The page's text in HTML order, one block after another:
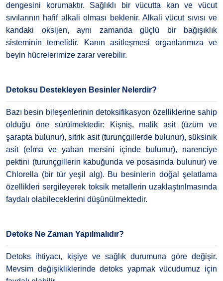
dengesini korumaktır. Sağlıklı bir vücutta kan ve vücut
sıvılarının hafif alkali olması beklenir. Alkali vücut sıvısı ve
kandaki oksijen, aynı zamanda güçlü bir bağışıklık
sisteminin temelidir. Kanın asitleşmesi organlarımıza ve
beyin hücrelerimize zarar verebilir.
Detoksu Destekleyen Besinler Nelerdir?
Bazı besin bileşenlerinin detoksifikasyon özelliklerine sahip
olduğu öne sürülmektedir: Kişniş, malik asit (üzüm ve
şarapta bulunur), sitrik asit (turunçgillerde bulunur), süksinik
asit (elma ve yaban mersini içinde bulunur), narenciye
pektini (turunçgillerin kabuğunda ve posasında bulunur) ve
Chlorella (bir tür yeşil alg). Bu besinlerin doğal şelatlama
özellikleri sergileyerek toksik metallerin uzaklaştırılmasında
faydalı olabileceklerini düşünülmektedir.
Detoks Ne Zaman Yapılmalıdır?
Detoks ihtiyacı, kişiye ve sağlık durumuna göre değişir.
Mevsim değişikliklerinde detoks yapmak vücudumuz için